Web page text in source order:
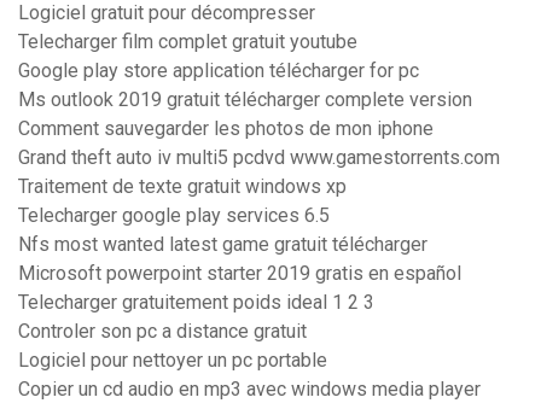
Logiciel gratuit pour décompresser
Telecharger film complet gratuit youtube
Google play store application télécharger for pc
Ms outlook 2019 gratuit télécharger complete version
Comment sauvegarder les photos de mon iphone
Grand theft auto iv multi5 pcdvd www.gamestorrents.com
Traitement de texte gratuit windows xp
Telecharger google play services 6.5
Nfs most wanted latest game gratuit télécharger
Microsoft powerpoint starter 2019 gratis en español
Telecharger gratuitement poids ideal 1 2 3
Controler son pc a distance gratuit
Logiciel pour nettoyer un pc portable
Copier un cd audio en mp3 avec windows media player